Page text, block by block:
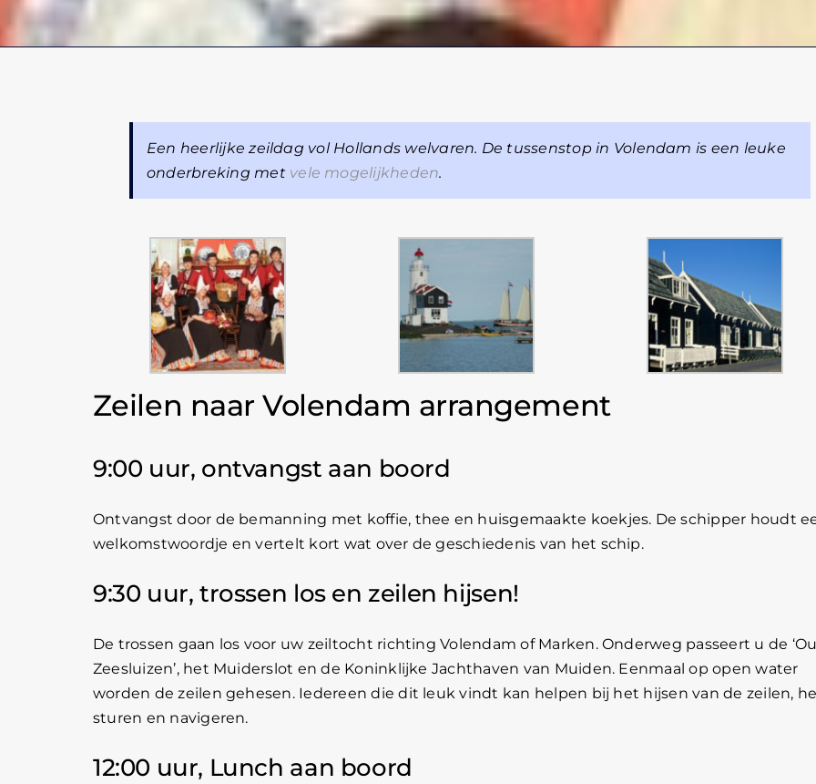
Een heerlijke zeildag vol Hollands welvaren. De tussenstop in Volendam is een leuke
onderbreking met vele mogelijkheden.
Zeilen naar Volendam arrangement
9:00 uur, ontvangst aan boord
Ontvangst door de bemanning met koffie, thee en huisgemaakte koekjes. De schipper houdt
welkomstwoordje en vertelt kort wat over de geschiedenis van het schip.
9:30 uur, trossen los en zeilen hijsen!
De trossen gaan los voor uw zeiltocht richting Volendam of Marken. Onderweg passeert u de
Zeesluizen’, het Muiderslot en de Koninklijke Jachthaven van Muiden. Eenmaal op open water
worden de zeilen gehesen. Iedereen die dit leuk vindt kan helpen bij het hijsen van de zeilen,
sturen en navigeren.
12:00 uur, Lunch aan boord